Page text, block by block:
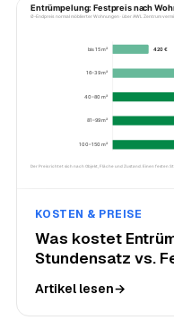
KOSTEN & PREISE
Was kostet
Stundensatz vs.
Artikel lesen→